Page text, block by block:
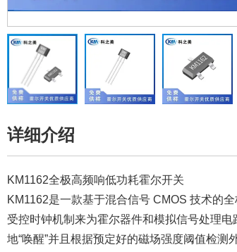
详细介绍
KM1162全极高频响低功耗霍尔开关
KM1162是一款基于混合信号 CMOS 技术的
受控时钟机制来为霍尔器件和模拟信号处理
地“唤醒”并且根据预定好的磁场强度阈值检